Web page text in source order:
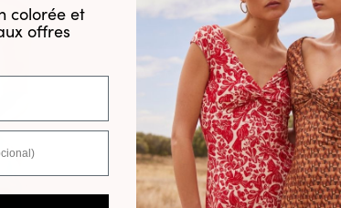
colorée et
offres